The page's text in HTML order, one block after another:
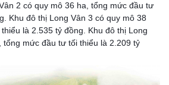
2 có quy mô 36 ha, tổng mức đầu tư
Khu đô thị Long Vân 3 có quy mô 38
là 2.535 tỷ đồng. Khu đô thị Long
tổng mức đầu tư tối thiểu là 2.209 tỷ